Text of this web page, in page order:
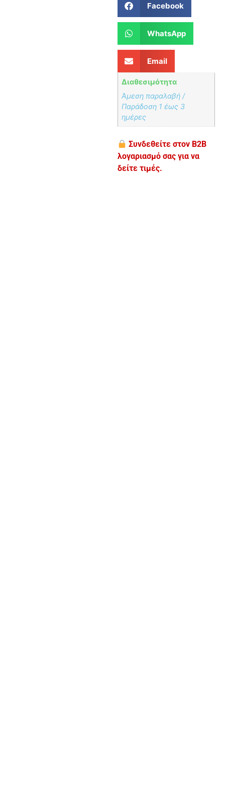
Facebook
WhatsApp
Email
Διαθεσιμότητα
Άμεση παραλαβή /
Παράδoση 1 έως 3
ημέρες
Συνδεθείτε στον B2B
λογαριασμό σας για να
δείτε τιμές.